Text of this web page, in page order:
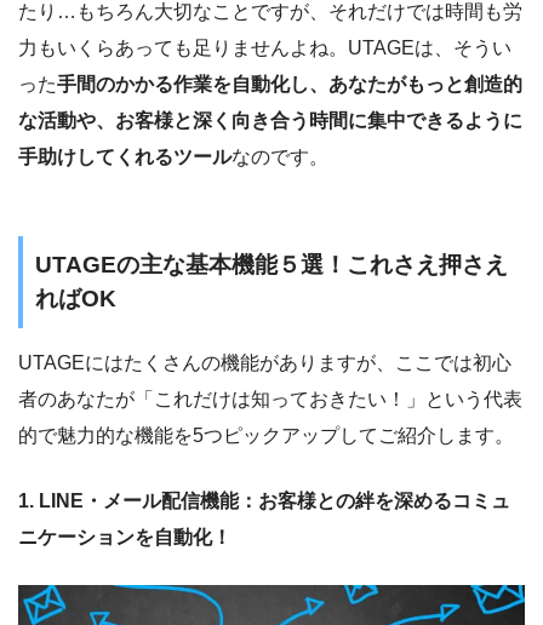
たり…もちろん大切なことですが、それだけでは時間も労
力もいくらあっても足りませんよね。UTAGEは、そうい
った手間のかかる作業を自動化し、あなたがもっと創造的
な活動や、お客様と深く向き合う時間に集中できるように
手助けしてくれるツールなのです。
UTAGEの主な基本機能５選！これさえ押さえ
ればOK
UTAGEにはたくさんの機能がありますが、ここでは初心
者のあなたが「これだけは知っておきたい！」という代表
的で魅力的な機能を5つピックアップしてご紹介します。
1. LINE・メール配信機能：お客様との絆を深めるコミュ
ニケーションを自動化！